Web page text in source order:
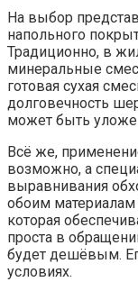
На выбор
напольного
Традиционно, в
минеральные
готовая сухая
долговечность
может быть
Всё же,
возможно, а
выравнивания
обоим материалам
которая
проста в
будет дешёвым.
условиях.